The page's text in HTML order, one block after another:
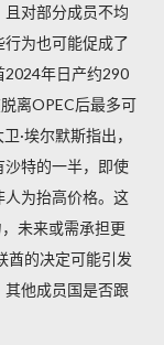
对部分成员不均
为也可能促成了
2024年日产约290
离OPEC后最多可
·埃尔默斯指出，
沙特的一半，即使
为抬高价格。这
未来或需承担更
酋的决定可能引发
其他成员国是否跟